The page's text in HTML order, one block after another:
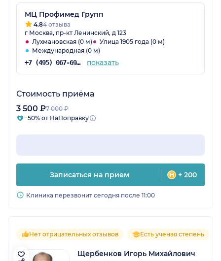
МЦ Профимед Групп
4.84 отзыва
г Москва, пр-кт Ленинский, д 123
Лухмановская (0 м)
Улица 1905 года (0 м)
Международная (0 м)
+7 (495) 067-69-20 показать
Стоимость приёма
3 500 ₽7 000 ₽
−50% от НаПоправку
Записаться на прием + 200
Клиника перезвонит сегодня после 11:00
Нет отрицательных отзывов Есть ученая степень
Щербенков Игорь Михайлович